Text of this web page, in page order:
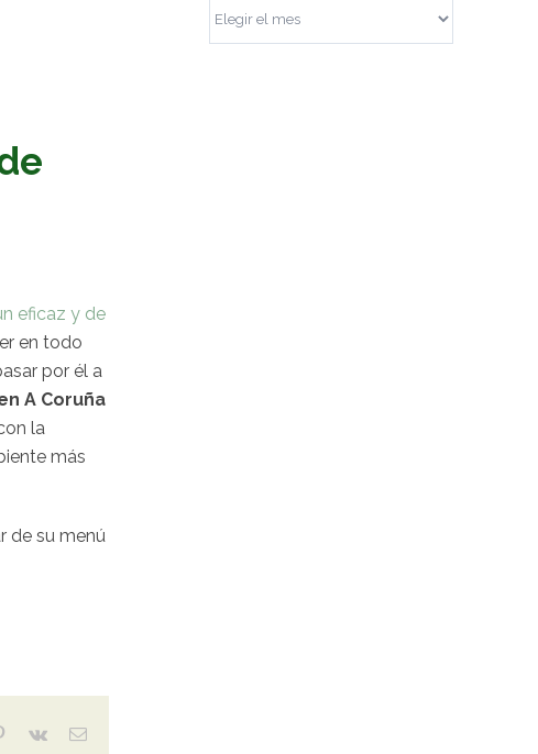
eficaz y de
en todo
por él a
A Coruña
la
más
de su menú
pinterest
vk
Correo